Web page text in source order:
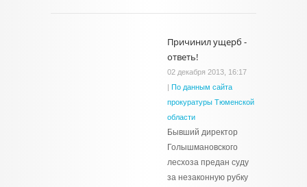
Причинил ущерб -
ответь!
02 декабря 2013, 16:17
| По данным сайта
прокуратуры Тюменской
области
Бывший директор
Голышмановского
лесхоза предан суду
за незаконную рубку